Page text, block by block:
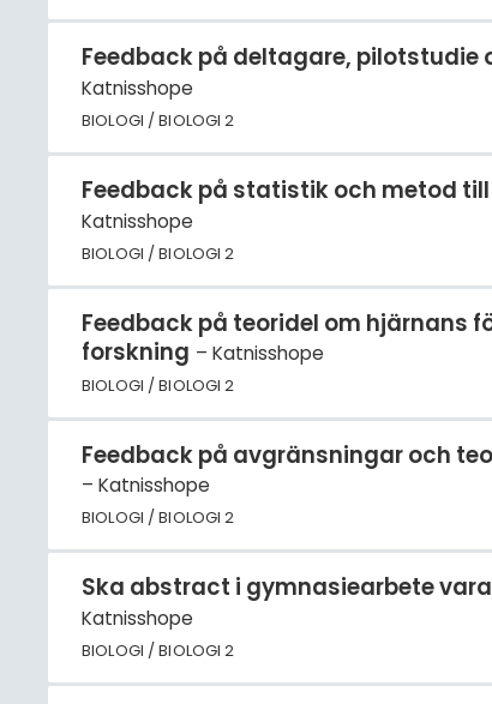
Feedback på deltagare,
Katnisshope
BIOLOGI / BIOLOGI 2
Feedback på statistik och metod
Katnisshope
BIOLOGI / BIOLOGI 2
Feedback på teoridel om hjärnans
forskning
Katnisshope
BIOLOGI / BIOLOGI 2
Feedback på avgränsningar och
Katnisshope
BIOLOGI / BIOLOGI 2
Ska abstract i gymnasiearbete
Katnisshope
BIOLOGI / BIOLOGI 2